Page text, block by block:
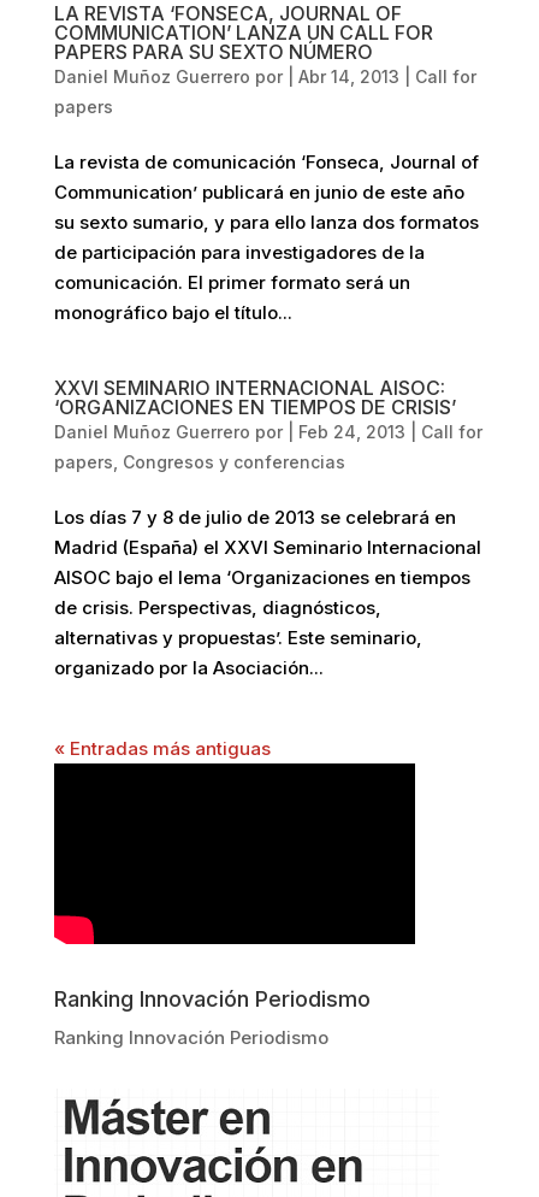
LA REVISTA ‘FONSECA, JOURNAL OF
COMMUNICATION’ LANZA UN CALL FOR
PAPERS PARA SU SEXTO NÚMERO
Daniel Muñoz Guerrero por Abr 14, 2013
Call for
papers
La revista de comunicación ‘Fonseca, Journal of
Communication’ publicará en junio de este año
su sexto sumario, y para ello lanza dos formatos
de participación para investigadores de la
comunicación. El primer formato será un
monográfico bajo el título...
XXVI SEMINARIO INTERNACIONAL AISOC:
‘ORGANIZACIONES EN TIEMPOS DE CRISIS’
Daniel Muñoz Guerrero por Feb 24, 2013
Call for
papers Congresos y conferencias
Los días 7 y 8 de julio de 2013 se celebrará en
Madrid (España) el XXVI Seminario Internacional
AISOC bajo el lema ‘Organizaciones en tiempos
de crisis. Perspectivas, diagnósticos,
alternativas y propuestas’. Este seminario,
organizado por la Asociación...
« Entradas más antiguas
Ranking Innovación Periodismo
Ranking Innovación Periodismo